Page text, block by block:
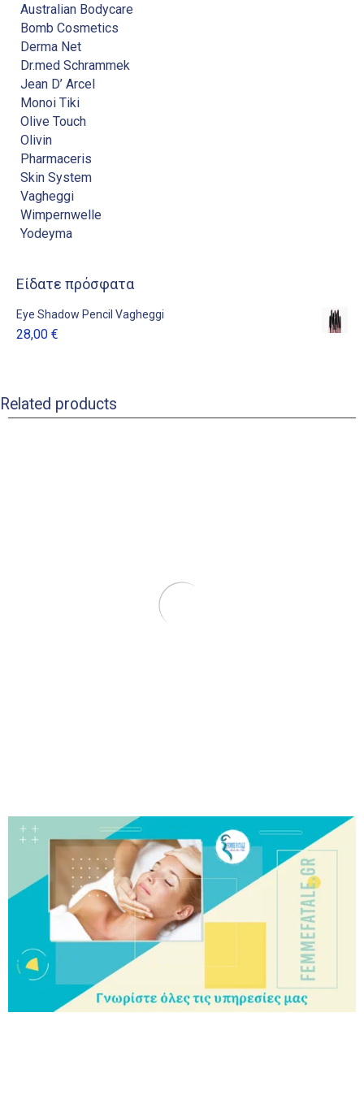
Australian Bodycare
Bomb Cosmetics
Derma Net
Dr.med Schrammek
Jean D’ Arcel
Monoi Tiki
Olive Touch
Olivin
Pharmaceris
Skin System
Vagheggi
Wimpernwelle
Yodeyma
Είδατε πρόσφατα
Eye Shadow Pencil Vagheggi
28,00 €
Related products